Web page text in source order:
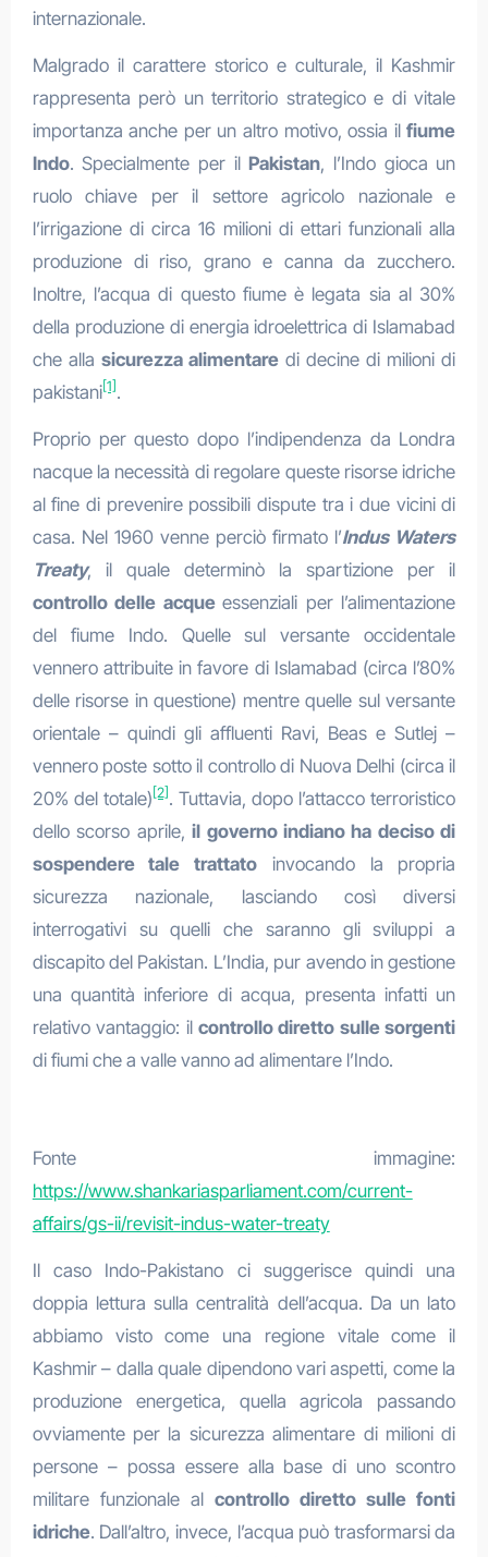
internazionale.
Malgrado il carattere storico e culturale, il Kashmir
rappresenta però un territorio strategico e di vitale
importanza anche per un altro motivo, ossia ilfiume
Indo. Specialmente per ilPakistan, l’Indo gioca un
ruolo chiave per il settore agricolo nazionale e
l’irrigazione di circa 16 milioni di ettari funzionali alla
produzione di riso, grano e canna da zucchero.
Inoltre, l’acqua di questo fiume è legata sia al 30%
della produzione di energia idroelettrica di Islamabad
che alla sicurezza alimentaredi decine di milioni di
pakistani[1] .
Proprio per questo dopo l’indipendenza da Londra
nacque la necessità di regolare queste risorse idriche
al fine di prevenire possibili dispute tra i due vicini di
casa. Nel 1960 venne perciò firmato l’Indus Waters
Treaty, il quale determinò la spartizione per il
controllo delle acqueessenziali per l’alimentazione
del fiume Indo. Quelle sul versante occidentale
vennero attribuite in favore di Islamabad (circa l’80%
delle risorse in questione) mentre quelle sul versante
orientale – quindi gli affluenti Ravi, Beas e Sutlej –
vennero poste sotto il controllo di Nuova Delhi (circa il
20% del totale) [2] . Tuttavia, dopo l’attacco terroristico
dello scorso aprile,il governo indiano ha deciso di
sospendere tale trattato invocando la propria
sicurezza nazionale, lasciando così diversi
interrogativi su quelli che saranno gli sviluppi a
discapito del Pakistan. L’India, pur avendo in gestione
una quantità inferiore di acqua, presenta infatti un
relativo vantaggio: ilcontrollo diretto sulle sorgenti
di fiumi che a valle vanno ad alimentare l’Indo.
Fonte immagine:
https://www.shankariasparliament.com/current-
affairs/gs-ii/revisit-indus-water-treaty
Il caso Indo-Pakistano ci suggerisce quindi una
doppia lettura sulla centralità dell’acqua. Da un lato
abbiamo visto come una regione vitale come il
Kashmir – dalla quale dipendono vari aspetti, come la
produzione energetica, quella agricola passando
ovviamente per la sicurezza alimentare di milioni di
persone – possa essere alla base di uno scontro
militare funzionale al controllo diretto sulle fonti
idriche. Dall’altro, invece, l’acqua può trasformarsi da